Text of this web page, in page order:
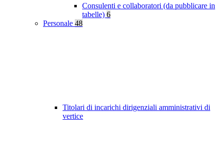
Consulenti e collaboratori (da pubblicare in
tabelle) 6
Personale 48
Titolari di incarichi dirigenziali amministrativi di
vertice